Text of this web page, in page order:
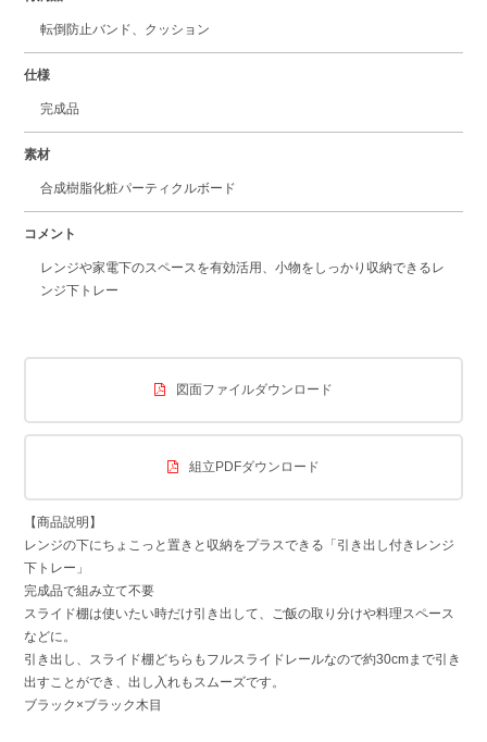
転倒防止バンド、クッション
仕様
完成品
素材
合成樹脂化粧パーティクルボード
コメント
レンジや家電下のスペースを有効活用、小物をしっかり収納できるレ
ンジ下トレー
図面ファイルダウンロード
組立PDFダウンロード
【商品説明】
レンジの下にちょこっと置きと収納をプラスできる「引き出し付きレンジ
下トレー」
完成品で組み立て不要
スライド棚は使いたい時だけ引き出して、ご飯の取り分けや料理スペース
などに。
引き出し、スライド棚どちらもフルスライドレールなので約30cmまで引き
出すことができ、出し入れもスムーズです。
ブラック×ブラック木目